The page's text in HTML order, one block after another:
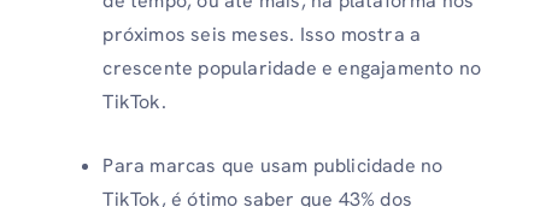
próximos seis meses. Isso mostra a
crescente popularidade e engajamento no
TikTok.
Para marcas que usam publicidade no
TikTok, é ótimo saber que 43% dos